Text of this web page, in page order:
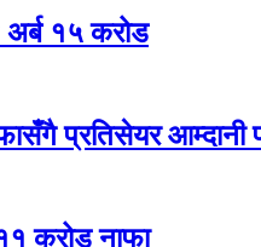
१५ करोड
प्रतिसेयर आम्दानी
करोड नाफा